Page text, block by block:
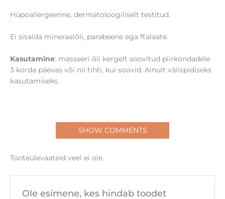
Hüpoallergeenne, dermatoloogiliselt testitud.
Ei sisalda mineraalõli, parabeene ega ftalaate.
Kasutamine: masseeri õli kergelt soovitud piirkondadele
3 korda päevas või nii tihti, kui soovid. Ainult välispidiseks
kasutamiseks.
SHOW COMMENTS
Tooteülevaateid veel ei ole.
Ole esimene, kes hindab toodet